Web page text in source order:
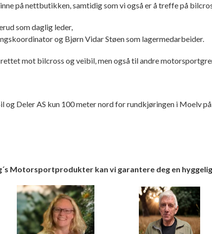
på nettbutikken, samtidig som vi også er å treffe på
som daglig leder,
og Bjørn Vidar Støen som lagermedarbeider.
mot bilcross og veibil, men også til andre
og Deler AS kun 100 meter nord for rundkjøringen i Moelv
Motorsportprodukter kan vi garantere deg en